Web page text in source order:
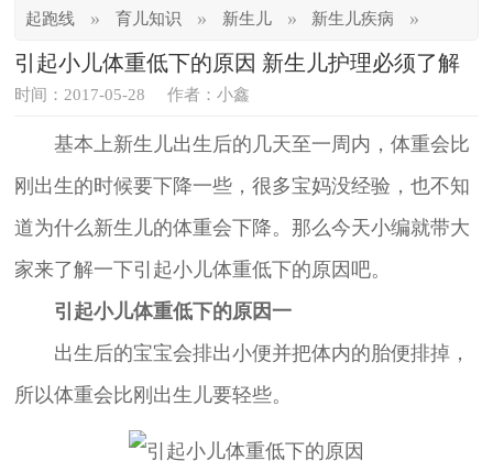
起跑线 » 育儿知识 » 新生儿 » 新生儿疾病 »
引起小儿体重低下的原因 新生儿护理必须了解
时间：2017-05-28 作者：小鑫
基本上新生儿出生后的几天至一周内，体重会比
刚出生的时候要下降一些，很多宝妈没经验，也不知
道为什么新生儿的体重会下降。那么今天小编就带大
家来了解一下引起小儿体重低下的原因吧。
引起小儿体重低下的原因一
出生后的宝宝会排出小便并把体内的胎便排掉，
所以体重会比刚出生儿要轻些。